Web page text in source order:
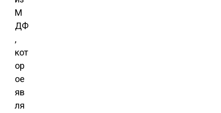
М
ДФ
,
кот
ор
ое
яв
ля